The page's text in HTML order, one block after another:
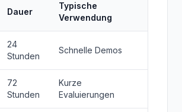
Dauer
Typische
Verwendung
24
Stunden
Schnelle Demos
72
Stunden
Kurze
Evaluierungen